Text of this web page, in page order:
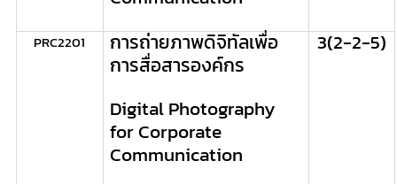
PRC2201
การถ่ายภาพดิจิทัลเพื่อ
การสื่อสารองค์กร
Digital Photography
for Corporate
Communication
3(2-2-5)